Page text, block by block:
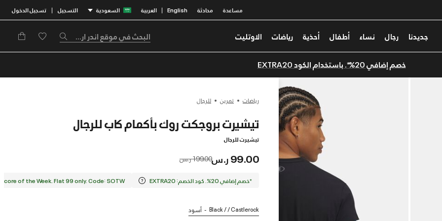
مساعدة محادثة English
| العربية السعودية التسجيل | تسجيل الدخول
جديدنا رجال نساء أطفال أحذية رياضات الاوتليت
خصم إضافي 20%*. باستخدام الكود EXTRA20
رياضات تمرين للرجال
تيشيرت بروجكت روك بأكمام كاب للرجال
تيشيرت للرجال
99.00 ر.س Price reduced from
199.00 ر.س to
*خصم إضافي 20%. كود الخصم: EXTRA20 Score of the Week. Flat 99 only. Code: SOTW.
Black / / Castlerock أسود